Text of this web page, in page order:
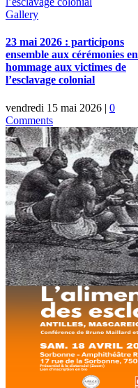
Gallery
23 mai 2026 : participons
ensemble aux cérémonies en
hommage aux victimes de
l’esclavage colonial
vendredi 15 mai 2026 | 0
Comments